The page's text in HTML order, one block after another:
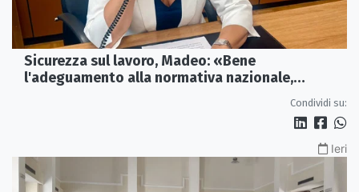
Sicurezza sul lavoro, Madeo: «Bene
l'adeguamento alla normativa nazionale,
Condividi su:
Ieri